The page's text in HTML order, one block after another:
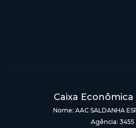
Caixa Econômica
Nome: AAC SALDANHA
Agência: 3455